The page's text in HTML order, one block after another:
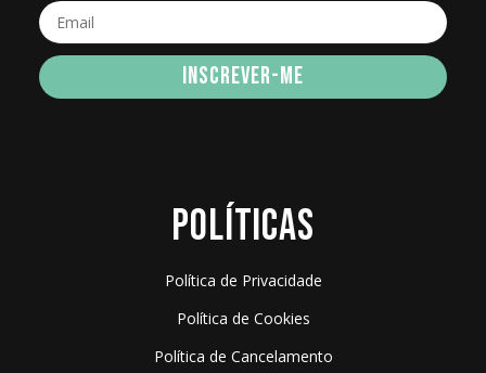
INSCREVER-ME
POLÍTICAS
Política de Privacidade
Política de Cookies
Política de Cancelamento